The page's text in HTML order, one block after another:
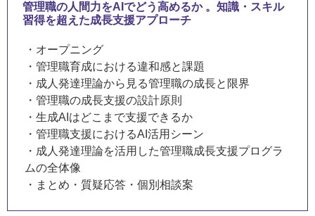
管理職の人間力をAIでどう高めるか 。知識・スキル
習得を超えた成長支援アプローチ
・オープニング
・管理職育成における違和感と課題
・成人発達理論から見る管理職の成長と限界
・管理職の成長支援の設計原則
・生成AIはどこまで支援できるか
・管理職支援におけるAI活用シーン
・成人発達理論を活用した管理職成長支援プログラ
ムの全体像
・まとめ・質疑応答・個別相談案